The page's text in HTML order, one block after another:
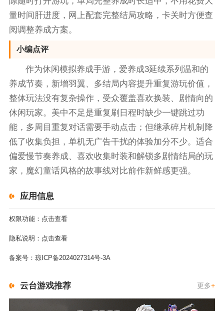
量时间肝进度，网上配套完整结局攻略，卡关时方便查
阅调整养成方案。
小编点评
作为休闲模拟养成手游，爱养成3延续系列温和的
养成节奏，新增羽翼、多结局内容提升重复游玩价值，
整体玩法没有复杂操作，受众覆盖喜欢换装、剧情向的
休闲玩家。美中不足是重复刷日程时缺少一键跳过功
能，多周目重复对话需要手动点击；但继承碎片机制降
低了收集负担，单机无广告干扰的体验加分不少。适合
偏爱慢节奏养成、喜欢收集时装和解锁多剧情结局的玩
家，魔幻童话风格的故事线对比前作新鲜感更强。
应用信息
权限功能： 点击查看
隐私说明： 点击查看
备案号： 琼ICP备2024027314号-3A
云台游戏推荐 更多+